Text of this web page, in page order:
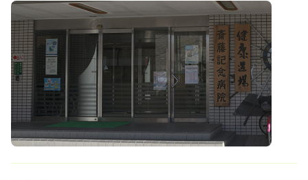
◆休日は126日あり、残業もほとんどないので仕事とプラ
イベートを大切にできます！
◆1日の勤務時間は7時間です！日勤の場合は16：30には
帰れるので、お買い物やお食事の準備などの時間をたっぷ
りとることができます。
◆シフトの希望も100％叶えていただけるので、お子様の
行事・イベントごとに参加することができます！
≪落ち着いた職場です！≫
◆入院患者の半数近くは入院透析の方です。オペもシャン
ト関連のみで月10件程なので重症の方はいらっしゃいませ
ん。落ち着いて仕事をすることができます！
◆。2次救急の指定がございますが、救急車は近隣の病院